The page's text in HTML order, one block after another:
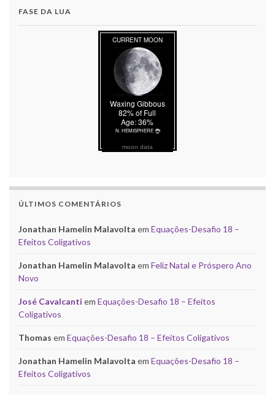
FASE DA LUA
moon data
ÚLTIMOS COMENTÁRIOS
Jonathan Hamelin Malavolta em Equações-Desafio 18 –
Efeitos Coligativos
Jonathan Hamelin Malavolta em Feliz Natal e Próspero Ano
Novo
José Cavalcanti em Equações-Desafio 18 – Efeitos
Coligativos
Thomas em Equações-Desafio 18 – Efeitos Coligativos
Jonathan Hamelin Malavolta em Equações-Desafio 18 –
Efeitos Coligativos